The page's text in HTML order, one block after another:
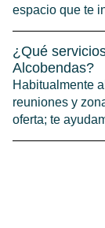
espacio que te
¿Qué
Alcobendas?
Habitualmente
reuniones y
oferta; te